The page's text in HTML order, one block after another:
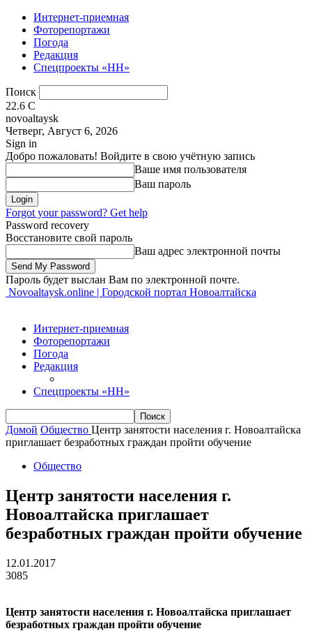
Интернет-приемная
Фоторепортажи
Погода
Редакция
Спецпроекты «НН»
Поиск
22.6 C
novoaltaysk
Четверг, Август 6, 2026
Sign in
Добро пожаловать! Войдите в свою учётную запись
Ваше имя пользователя
Ваш пароль
Forgot your password? Get help
Password recovery
Восстановите свой пароль
Ваш адрес электронной почты
Пароль будет выслан Вам по электронной почте.
Novoaltaysk.online | Городской портал Новоалтайска
Интернет-приемная
Фоторепортажи
Погода
Редакция
Спецпроекты «НН»
Домой Общество Центр занятости населения г. Новоалтайска
приглашает безработных граждан пройти обучение
Общество
Центр занятости населения г.
Новоалтайска приглашает
безработных граждан пройти обучение
12.01.2017
3085
Центр занятости населения г. Новоалтайска приглашает
безработных граждан пройти обучение